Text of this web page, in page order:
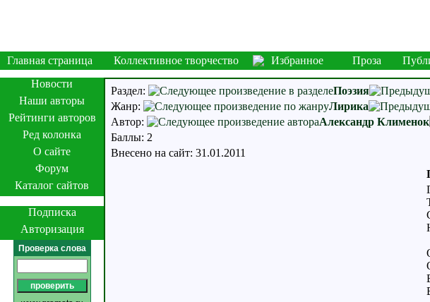
Главная страница Коллективное творчество Избранное Проза
Новости
Наши авторы
Рейтинги авторов
Ред колонка
О сайте
Форум
Каталог сайтов
Подписка
Авторизация
Проверка слова
Раздел:
Поэзия
Жанр:
Лирика
Автор:
Александр Клименок
Баллы: 2
Внесено на сайт: 31.01.2011